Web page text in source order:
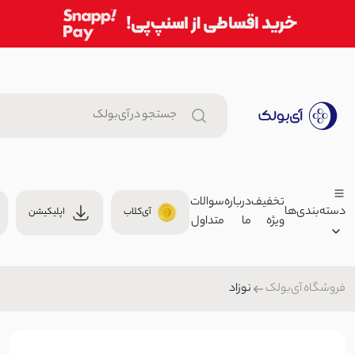
دسته‌بندی‌ها
زنانه
تخفیف
ویژه
درباره
ما
سوالات
متداول
آی‌کلاب اپلیکیشن
فروشگاه آی‌بولک نوزاد